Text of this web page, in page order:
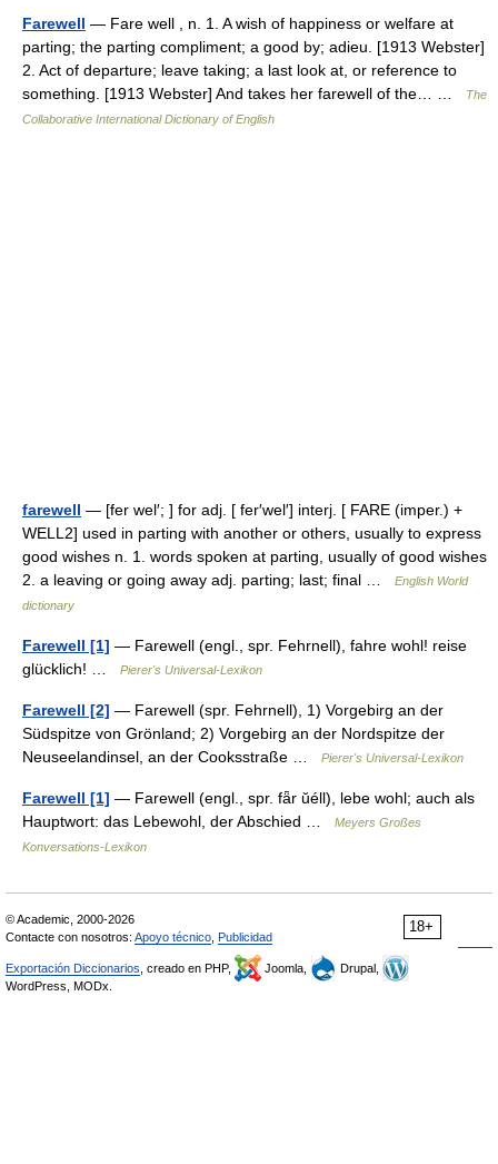
Farewell — Fare well , n. 1. A wish of happiness or welfare at
parting; the parting compliment; a good by; adieu. [1913 Webster]
2. Act of departure; leave taking; a last look at, or reference to
something. [1913 Webster] And takes her farewell of the… …
The
Collaborative International Dictionary of English
farewell — [fer wel′; ] for adj. [ fer′wel′] interj. [ FARE (imper.) +
WELL2] used in parting with another or others, usually to express
good wishes n. 1. words spoken at parting, usually of good wishes
2. a leaving or going away adj. parting; last; final …
English World
dictionary
Farewell [1] — Farewell (engl., spr. Fehrnell), fahre wohl! reise
glücklich! …
Pierer's Universal-Lexikon
Farewell [2] — Farewell (spr. Fehrnell), 1) Vorgebirg an der
Südspitze von Grönland; 2) Vorgebirg an der Nordspitze der
Neuseelandinsel, an der Cooksstraße …
Pierer's Universal-Lexikon
Farewell [1] — Farewell (engl., spr. fǟr ŭéll), lebe wohl; auch als
Hauptwort: das Lebewohl, der Abschied …
Meyers Großes
Konversations-Lexikon
18+
© Academic, 2000-2026
Contacte con nosotros: Apoyo técnico Publicidad
Exportación Diccionarios , creado en PHP, Joomla,
Drupal,
WordPress, MODx.